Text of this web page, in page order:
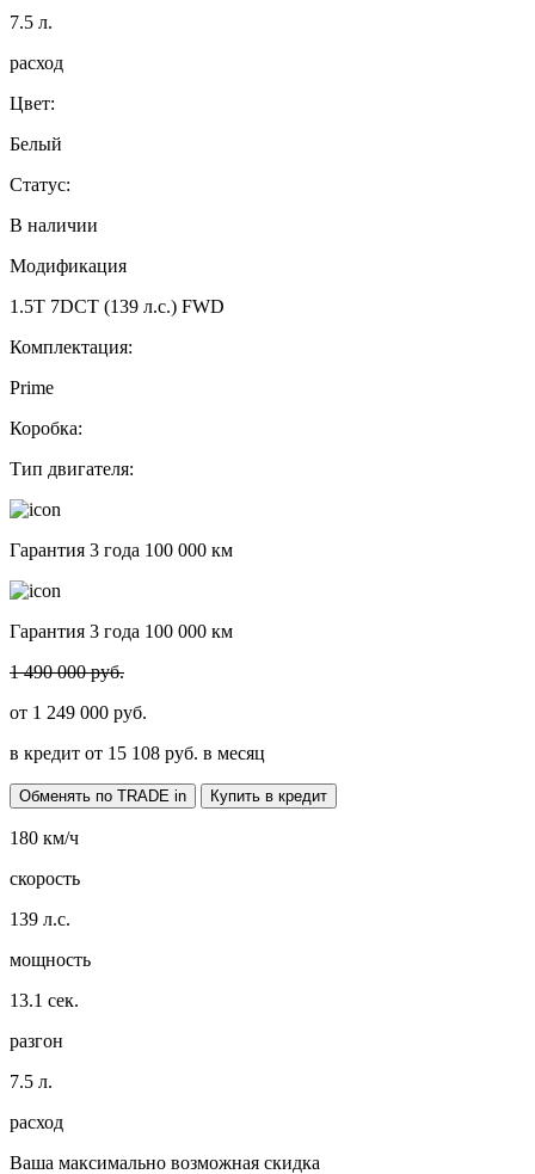
7.5 л.
расход
Цвет:
Белый
Статус:
В наличии
Модификация
1.5T 7DCT (139 л.с.) FWD
Комплектация:
Prime
Коробка:
Тип двигателя:
Гарантия 3 года 100 000 км
Гарантия 3 года 100 000 км
1 490 000 руб.
от 1 249 000 руб.
в кредит от 15 108 руб. в месяц
Обменять по TRADE in Купить в кредит
180 км/ч
скорость
139 л.с.
мощность
13.1 сек.
разгон
7.5 л.
расход
Ваша максимально возможная скидка